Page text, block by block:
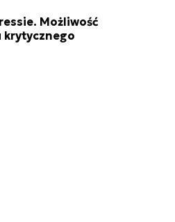
Możliwość
krytycznego